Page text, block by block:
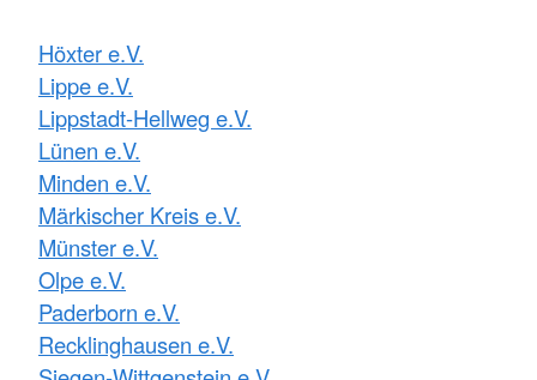
Höxter e.V.
Lippe e.V.
Lippstadt-Hellweg e.V.
Lünen e.V.
Minden e.V.
Märkischer Kreis e.V.
Münster e.V.
Olpe e.V.
Paderborn e.V.
Recklinghausen e.V.